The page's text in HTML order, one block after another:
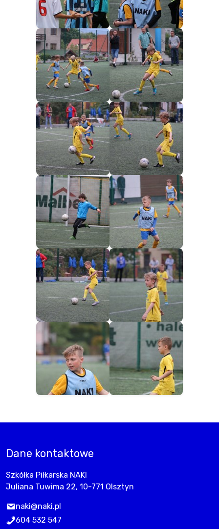
Dane kontaktowe
Szkółka Piłkarska NAKI
Juliana Tuwima 22, 10-771 Olsztyn
naki@naki.pl
604 532 547